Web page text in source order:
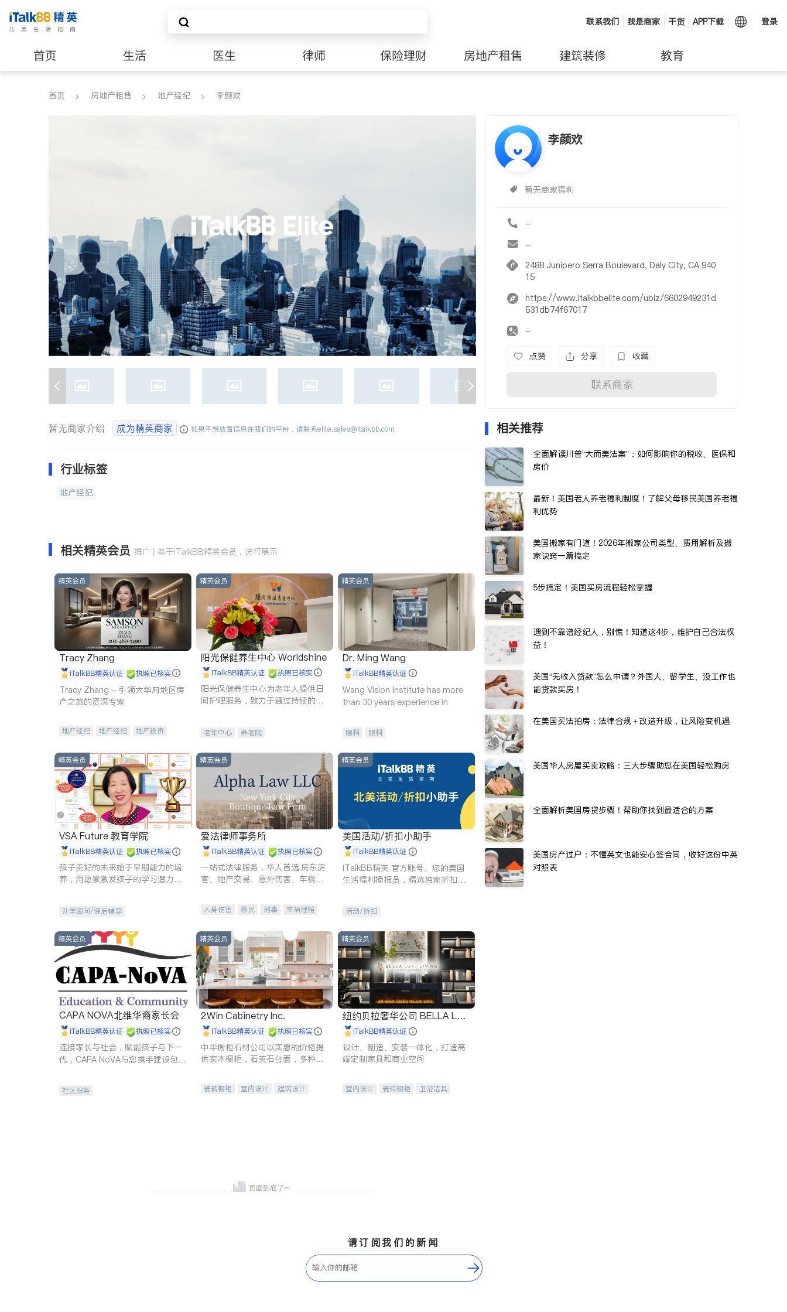
联系我们 我是商家 干货 APP下载 登录
首页 生活 医生 律师 保险理财 房地产租售 建筑装修 教育
养老 非盈利组织
首页 房地产租售 地产经纪 李颜欢
李颜欢
暂无商家福利
-
-
2488 Junipero Serra Boulevard, Daly City, CA 940
15
https://www.italkbbelite.com/ubiz/6602949231d
531db74f67017
-
点赞 分享 收藏
联系商家
暂无商家介绍 成为精英商家 如果不想放置信息在我们的平台，请联系elite.sales@italkbb.com
行业标签
地产经纪
相关精英会员 推广 | 基于iTalkBB精英会员，进行展示
精英会员
Tracy Zhang
iTalkBB精英认证 执照已核实
Tracy Zhang - 引领大华府地区房
产之旅的资深专家
地产经纪 地产经纪
地产投资
精英会员
阳光保健养生中心 Worldshine
iTalkBB精英认证 执照已核实
阳光保健养生中心为老年人提供日
间护理服务，致力于通过持续的护
老年中心 养老院
精英会员
Dr. Ming Wang
iTalkBB精英认证
Wang Vision Institute has more
than 30 years experience in
眼科 眼科
精英会员
VSA Future 教育学院
iTalkBB精英认证 执照已核实
孩子美好的未来始于早期能力的培
养，用愿景激发孩子的学习潜力和
升学顾问/课后辅导
精英会员
爱法律师事务所
iTalkBB精英认证 执照已核实
一站式法律服务，华人首选.房东房
客、地产交易、意外伤害、车祸重
人身伤害 移民 刑事
车祸理赔
商标注册
索赔 律师-其它 保释
精英会员
美国活动/折扣小助手
iTalkBB精英认证
iTalkBB精英 官方账号。您的美国
生活福利播报员，精选独家折扣、
活动/折扣
精英会员
CAPA NOVA北维华裔家长会
iTalkBB精英认证 执照已核实
连接家长与社会，赋能孩子与下一
代，CAPA NoVA与您携手建设包
社区服务
精英会员
2Win Cabinetry Inc.
iTalkBB精英认证 执照已核实
中华橱柜石材公司以实惠的价格提
供实木橱柜，石英石台面，多种优
瓷砖橱柜 室内设计
建筑设计
精英会员
纽约贝拉奢华公司 BELLA LUX
E iTalkBB精英认证
设计、制造、安装一体化，打造高
端定制家具和商业空间
室内设计 瓷砖橱柜
卫浴洁具
相关推荐
全面解读川普“大而美法案”：如何影响你的税收、医保和
房价
最新！美国老人养老福利制度！了解父母移民美国养老福
利优势
美国搬家有门道！2026年搬家公司类型、费用解析及搬
家诀窍一篇搞定
5步搞定！美国买房流程轻松掌握
遇到不靠谱经纪人，别慌！知道这4步，维护自己合法权
益！
美国“无收入贷款”怎么申请？外国人、留学生、没工作也
能贷款买房！
在美国买法拍房：法律合规＋改造升级，让风险变机遇
美国华人房屋买卖攻略：三大步骤助您在美国轻松购房
全面解析美国房贷步骤！帮助你找到最适合的方案
美国房产过户：不懂英文也能安心签合同，收好这份中英
对照表
请订阅我们的新闻